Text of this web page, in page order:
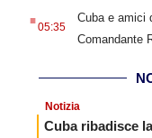
.05:35
Cuba e amici
Comandante
Notizia
Cuba ribadisce